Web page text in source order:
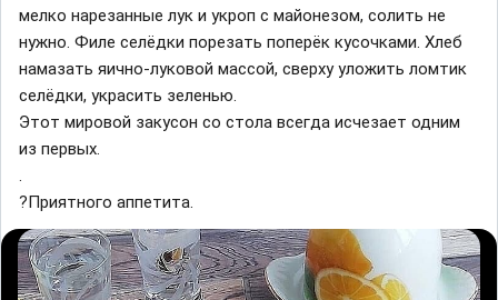
мелко нарезанные лук и укроп с майонезом, солить не
нужно. Филе селёдки порезать поперёк кусочками. Хлеб
намазать яично-луковой массой, сверху уложить ломтик
селёдки, украсить зеленью.
Этот мировой закусон со стола всегда исчезает одним
из первых.
.
?Приятного аппетита.